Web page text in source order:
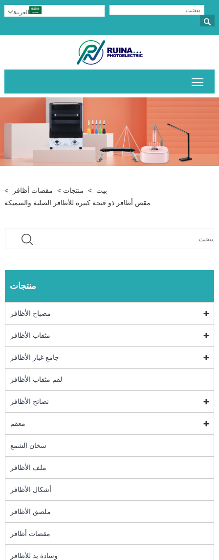

العربية
بيت > منتجات > مقصات أظافر
>
مقص أظافر ذو فتحة كبيرة للأظافر الصلبة والسميكة
منتجات
مصباح الأظافر
مثقاب الأظافر
جامع غبار الأظافر
لقم مثقاب الأظافر
نصائح الأظافر
معقم
سخان الشمع
ملف الأظافر
أشكال الأظافر
ملصق الأظافر
مقصات أظافر
وسادة يد للأظافر